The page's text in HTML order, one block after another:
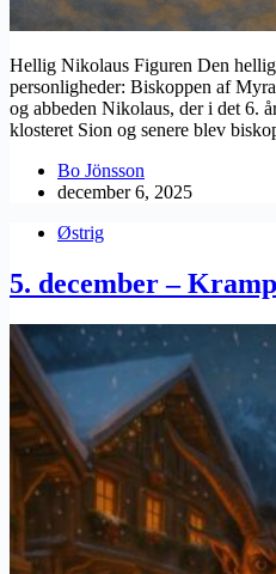
Hellig Nikolaus Figuren Den
personligheder: Biskoppen af
og abbeden Nikolaus, der i det 6.
klosteret Sion og senere blev
Bo Jönsson
december 6, 2025
Østrig
5. december –